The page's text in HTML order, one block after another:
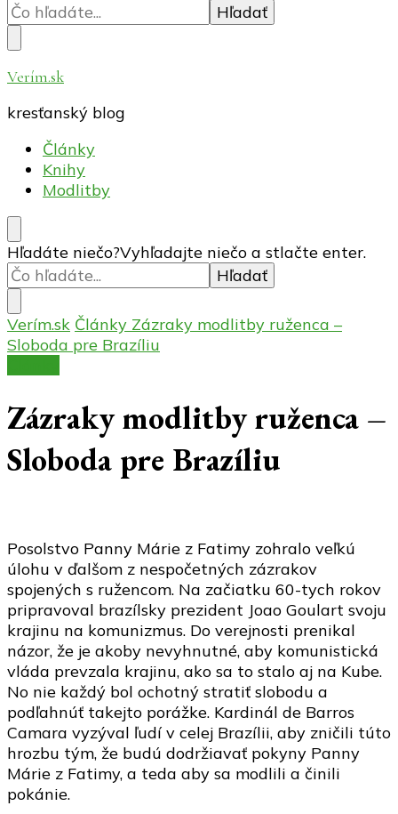
Verím.sk
kresťanský blog
Články
Knihy
Modlitby
Hľadáte niečo?Vyhľadajte niečo a stlačte enter.
Verím.sk Články Zázraky modlitby ruženca –
Sloboda pre Brazíliu
Zázraky modlitby ruženca –
Sloboda pre Brazíliu
Posolstvo Panny Márie z Fatimy zohralo veľkú
úlohu v ďalšom z nespočetných zázrakov
spojených s ružencom. Na začiatku 60-tych rokov
pripravoval brazílsky prezident Joao Goulart svoju
krajinu na komunizmus. Do verejnosti prenikal
názor, že je akoby nevyhnutné, aby komunistická
vláda prevzala krajinu, ako sa to stalo aj na Kube.
No nie každý bol ochotný stratiť slobodu a
podľahnúť takejto porážke. Kardinál de Barros
Camara vyzýval ľudí v celej Brazílii, aby zničili túto
hrozbu tým, že budú dodržiavať pokyny Panny
Márie z Fatimy, a teda aby sa modlili a činili
pokánie.